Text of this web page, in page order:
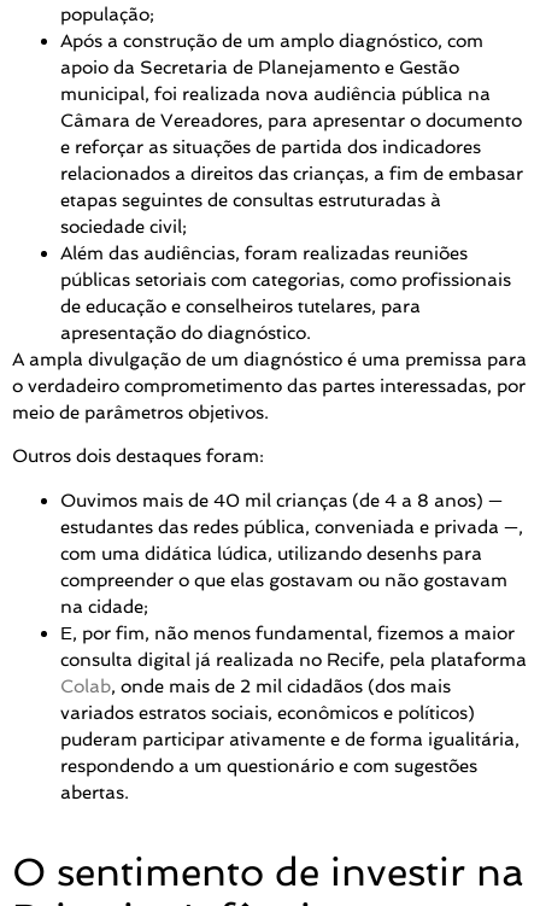
população;
Após a construção de um amplo diagnóstico, com
apoio da Secretaria de Planejamento e Gestão
municipal, foi realizada nova audiência pública na
Câmara de Vereadores, para apresentar o documento
e reforçar as situações de partida dos indicadores
relacionados a direitos das crianças, a fim de embasar
etapas seguintes de consultas estruturadas à
sociedade civil;
Além das audiências, foram realizadas reuniões
públicas setoriais com categorias, como profissionais
de educação e conselheiros tutelares, para
apresentação do diagnóstico.
A ampla divulgação de um diagnóstico é uma premissa para
o verdadeiro comprometimento das partes interessadas, por
meio de parâmetros objetivos.
Outros dois destaques foram:
Ouvimos mais de 40 mil crianças (de 4 a 8 anos) —
estudantes das redes pública, conveniada e privada —,
com uma didática lúdica, utilizando desenhs para
compreender o que elas gostavam ou não gostavam
na cidade;
E, por fim, não menos fundamental, fizemos a maior
consulta digital já realizada no Recife, pela plataforma
Colab, onde mais de 2 mil cidadãos (dos mais
variados estratos sociais, econômicos e políticos)
puderam participar ativamente e de forma igualitária,
respondendo a um questionário e com sugestões
abertas.
O sentimento de investir na